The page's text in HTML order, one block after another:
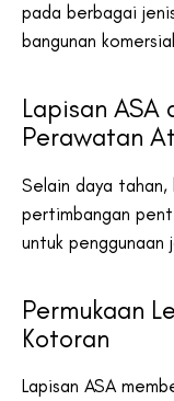
pada berbagai
bangunan
Lapisan ASA
Perawatan
Selain daya tahan,
pertimbangan
untuk penggunaan
Permukaan
Kotoran
Lapisan ASA